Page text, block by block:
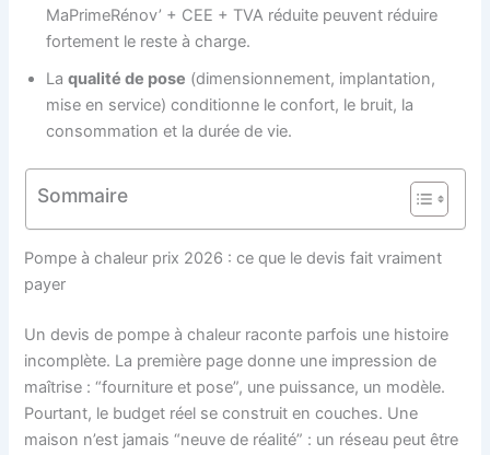
MaPrimeRénov’ + CEE + TVA réduite peuvent réduire
fortement le reste à charge.
Laqualité de pose (dimensionnement, implantation,
mise en service) conditionne le confort, le bruit, la
consommation et la durée de vie.
Sommaire
Pompe à chaleur prix 2026 : ce que le devis fait vraiment
payer
Un devis de pompe à chaleur raconte parfois une histoire
incomplète. La première page donne une impression de
maîtrise : “fourniture et pose”, une puissance, un modèle.
Pourtant, le budget réel se construit en couches. Une
maison n’est jamais “neuve de réalité” : un réseau peut être